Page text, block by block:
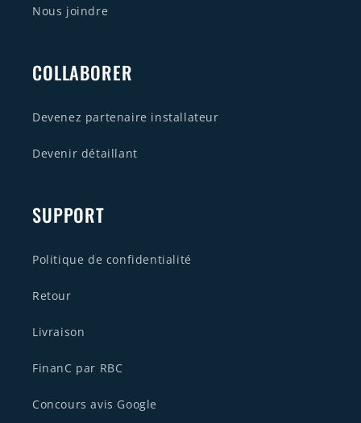
Nous joindre
COLLABORER
Devenez partenaire installateur
Devenir détaillant
SUPPORT
Politique de confidentialité
Retour
Livraison
FinanC par RBC
Concours avis Google